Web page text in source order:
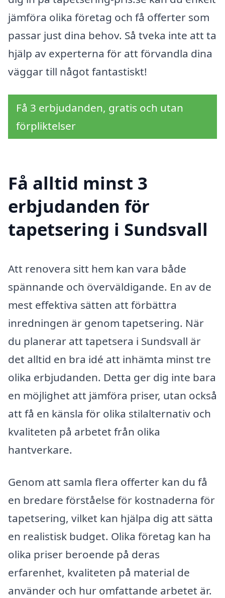
jämföra olika företag och få offerter som
passar just dina behov. Så tveka inte att ta
hjälp av experterna för att förvandla dina
väggar till något fantastiskt!
Få 3 erbjudanden, gratis och utan
förpliktelser
Få alltid minst 3
erbjudanden för
tapetsering i Sundsvall
Att renovera sitt hem kan vara både
spännande och överväldigande. En av de
mest effektiva sätten att förbättra
inredningen är genom tapetsering. När
du planerar att tapetsera i Sundsvall är
det alltid en bra idé att inhämta minst tre
olika erbjudanden. Detta ger dig inte bara
en möjlighet att jämföra priser, utan också
att få en känsla för olika stilalternativ och
kvaliteten på arbetet från olika
hantverkare.
Genom att samla flera offerter kan du få
en bredare förståelse för kostnaderna för
tapetsering, vilket kan hjälpa dig att sätta
en realistisk budget. Olika företag kan ha
olika priser beroende på deras
erfarenhet, kvaliteten på material de
använder och hur omfattande arbetet är.